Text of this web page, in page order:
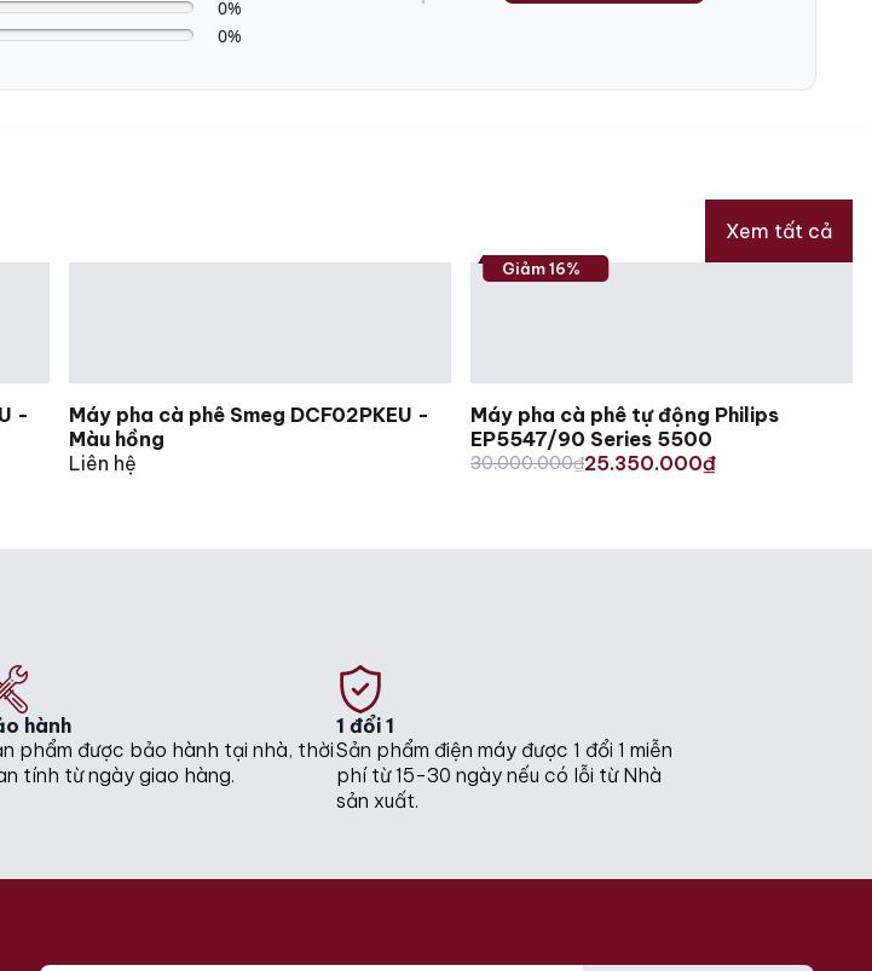
0%
0%
Xem tất cả
-
Máy pha cà phê Smeg DCF02PKEU -
Màu hồng
Liên hệ
Giảm 16%
Máy pha cà phê tự động Philips
EP5547/90 Series 5500
30.000.000₫
Original
25.350.000₫
Current
hành
phẩm được bảo hành tại nhà, thời
tính từ ngày giao hàng.
1 đổi 1
Sản phẩm điện máy được 1 đổi 1 miễn
phí từ 15-30 ngày nếu có lỗi từ Nhà
sản xuất.